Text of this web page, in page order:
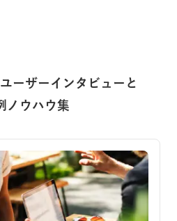
ーザーインタビューと
ノウハウ集